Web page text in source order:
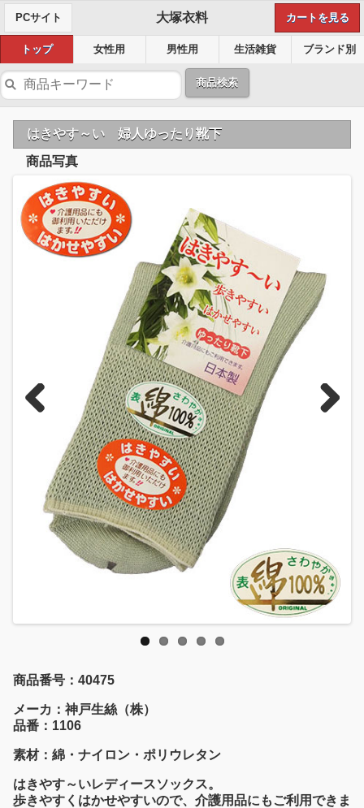
PCサイト 大塚衣料 カートを見る
トップ 女性用 男性用 生活雑貨 ブランド別
商品検索
はきやす～い 婦人ゆったり靴下
商品写真
Previous
商品番号：40475
メーカ：神戸生絲（株）
品番：1106
素材：綿・ナイロン・ポリウレタン
はきやす～いレディースソックス。
歩きやすくはかせやすいので、介護用品にもご利用できま